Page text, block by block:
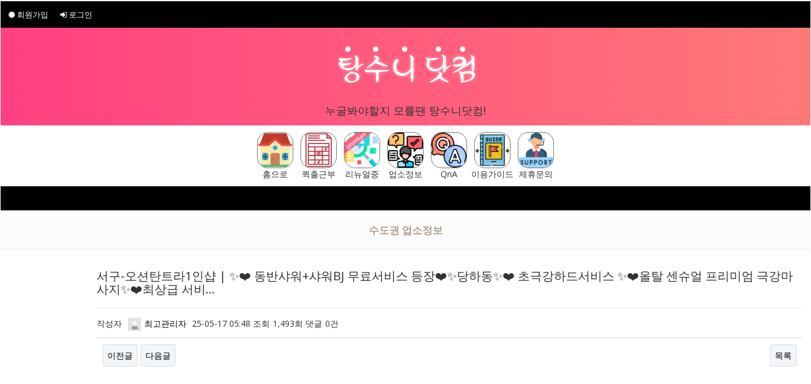
회원가입 로그인
누굴봐야할지 모를땐 탕수니닷컴!
홈으로 퀵출근부 리뉴얼중 업소정보 QnA 이용가이드 제휴문의
수도권 업소정보
서구-오션탄트라1인샵 | ✨❤️ 동반샤워+샤워BJ 무료서비스 등장❤️✨당하동✨❤️ 초극강하드서비스 ✨❤️올탈 센슈얼 프리미엄 극강마
사지✨❤️최상급 서비…
작성자 최고관리자 25-05-17 05:48 조회 1,493회 댓글 0건
이전글 다음글 목록